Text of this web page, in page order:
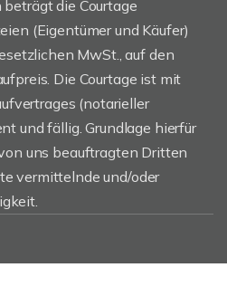
die Courtage
(Eigentümer und Käufer)
MwSt., auf den
Die Courtage ist mit
(notarieller
und fällig. Grundlage hierfür
uns beauftragten Dritten
vermittelnde und/oder